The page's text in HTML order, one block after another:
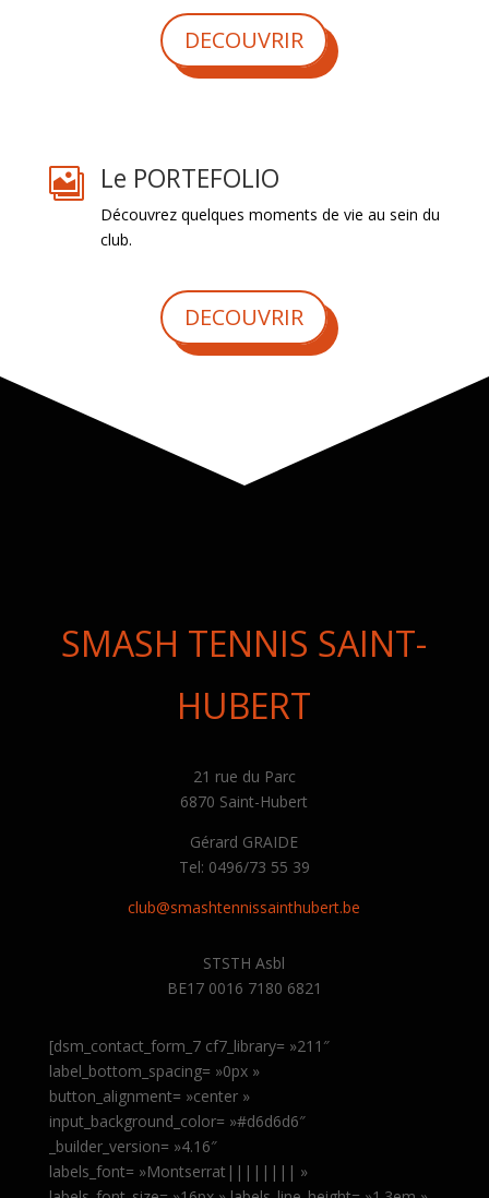
DECOUVRIR
 Le PORTEFOLIO
Découvrez quelques moments de vie au sein du
club.
DECOUVRIR
SMASH TENNIS SAINT-
HUBERT
21 rue du Parc
6870 Saint-Hubert
Gérard GRAIDE
Tel: 0496/73 55 39
club@smashtennissainthubert.be
STSTH Asbl
BE17 0016 7180 6821
[dsm_contact_form_7 cf7_library= »211″
label_bottom_spacing= »0px »
button_alignment= »center »
input_background_color= »#d6d6d6″
_builder_version= »4.16″
labels_font= »Montserrat|||||||| »